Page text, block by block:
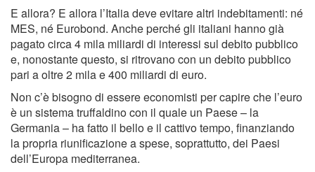
E allora? E allora l’Italia deve evitare altri indebitamenti: né
MES, né Eurobond. Anche perché gli italiani hanno già
pagato circa 4 mila miliardi di interessi sul debito pubblico
e, nonostante questo, si ritrovano con un debito pubblico
pari a oltre 2 mila e 400 miliardi di euro.
Non c’è bisogno di essere economisti per capire che l’euro
è un sistema truffaldino con il quale un Paese – la
Germania – ha fatto il bello e il cattivo tempo, finanziando
la propria riunificazione a spese, soprattutto, dei Paesi
dell’Europa mediterranea.